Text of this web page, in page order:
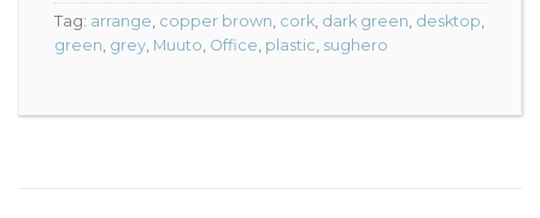
Tag: arrange, copper brown, cork, dark green, desktop,
green, grey, Muuto, Office, plastic, sughero